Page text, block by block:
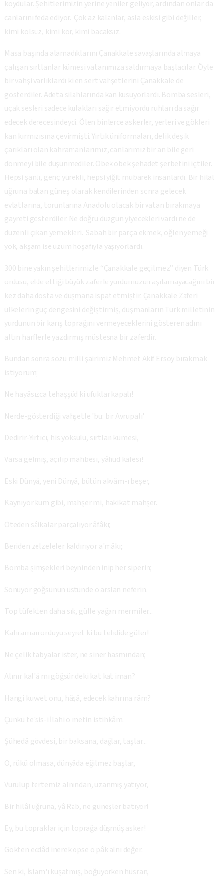
koydular. Şehitlerimizin yerine yeniler geliyor, ardından onlar da
canlarını feda ediyor. Çok az kalanlar, asla eskisi gibi değiller,
kimi kolsuz, kimi kör, kimi bacaksız.
Masa başında alamadıklarını Çanakkale savaşlarında almaya
çalışan sırtlanlar kümesi vatanımıza saldırmaya başladılar. Öyle
bir vahşi varlıklardı ki en sert vahşetlerini Çanakkale de
gösterdiler. Adeta silahlarında kan kusuyorlardı. Bomba sesleri,
uçak sesleri sadece kulakları sağır etmiyordu ruhları da sağır
edecek derecesindeydi. Ölen binlerce askerler, yerleri ve gökleri
kan kırmızısına çevirmişti. Yırtık üniformaları, delik deşik
çarıkları olan kahramanlarımız, canlarımız bir an bile geri
dönmeyi bile düşünmediler. Öbek öbek şehadet şerbetini içtiler.
Hepsi şanlı, genç yürekli, hepsi yiğit mübarek insanlardı. Bir hilal
uğruna batan güneş olarak kendilerinden sonra gelecek
evlatlarına, torunlarına Anadolu olacak bir vatan bırakmaya
gayreti gösterdiler. Ne doğru düzgün yiyecekleri vardı ne de
düzenli çıkan yemekleri. Sabah bir parça ekmek, öğlen yemeği
yok, akşam ise üzüm hoşafıyla yaşıyorlardı.
300 bine yakın şehitlerimizle “Çanakkale geçilmez” diyen Türk
ordusu, elde ettiği büyük zaferle yurdumuzun aşılamayacağını bir
kez daha dosta ve düşmana ispat etmiştir. Çanakkale Zaferi
ülkelerin güç dengesini değiştirmiş, düşmanların Türk milletinin
yurdunun bir karış toprağını vermeyeceklerini gösteren adını
altın harflerle yazdırmış müstesna bir zaferdir.
Bundan sonra sözü milli şairimiz Mehmet Akif Ersoy bırakmak
istiyorum;
Ne hayâsızca tehaşşüd ki ufuklar kapalı!
Nerde-gösterdiği vahşetle 'bu: bir Avrupalı'
Dedirir-Yırtıcı, his yoksulu, sırtlan kümesi,
Varsa gelmiş, açılıp mahbesi, yâhud kafesi!
Eski Dünyâ, yeni Dünyâ, bütün akvâm-ı beşer,
Kaynıyor kum gibi, mahşer mi, hakikat mahşer.
Öteden sâikalar parçalıyor âfâkı;
Beriden zelzeleler kaldırıyor a'mâkı;
Bomba şimşekleri beyninden inip her siperin;
Sönüyor göğsünün üstünde o arslan neferin.
Top tüfekten daha sık, gülle yağan mermiler...
Kahraman orduyu seyret ki bu tehdide güler!
Ne çelik tabyalar ister, ne siner hasmından;
Alınır kal'â mı göğsündeki kat kat iman?
Hangi kuvvet onu, hâşâ, edecek kahrına râm?
Çünkü te'sis-i İlahi o metin istihkâm.
Şühedâ gövdesi, bir baksana, dağlar, taşlar...
O, rükû olmasa, dünyâda eğilmez başlar,
Vurulup tertemiz alnından, uzanmış yatıyor,
Bir hilâl uğruna, yâ Rab, ne güneşler batıyor!
Ey, bu topraklar için toprağa düşmüş asker!
Gökten ecdâd inerek öpse o pâk alnı değer.
Sen ki, İslam'ı kuşatmış, boğuyorken hüsran,